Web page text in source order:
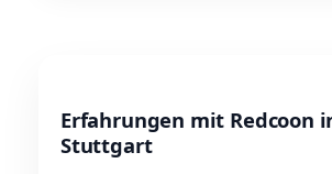
Erfahrungen mit Redcoon
Stuttgart